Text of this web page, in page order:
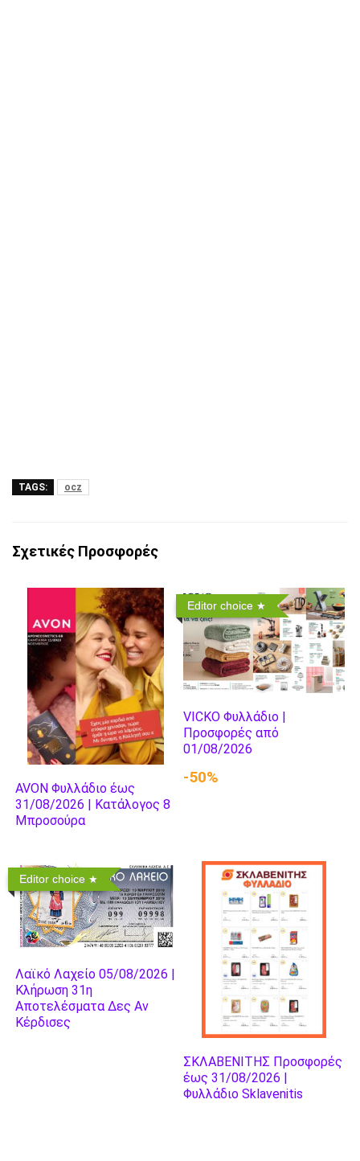
TAGS: ocz
Σχετικές Προσφορές
AVON Φυλλάδιο έως
31/08/2026 | Κατάλογος 8
Μπροσούρα
Editor choice
VICKO Φυλλάδιο |
Προσφορές από
01/08/2026
-50%
Editor choice
Λαϊκό Λαχείο 05/08/2026 |
Κλήρωση 31η
Αποτελέσματα Δες Αν
Κέρδισες
ΣΚΛΑΒΕΝΙΤΗΣ Προσφορές
έως 31/08/2026 |
Φυλλάδιο Sklavenitis